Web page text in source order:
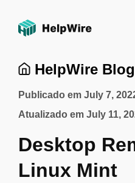
HelpWire Blog
Atualizado em July 11,
Publicado em July 7,
Desktop
Linux Mint